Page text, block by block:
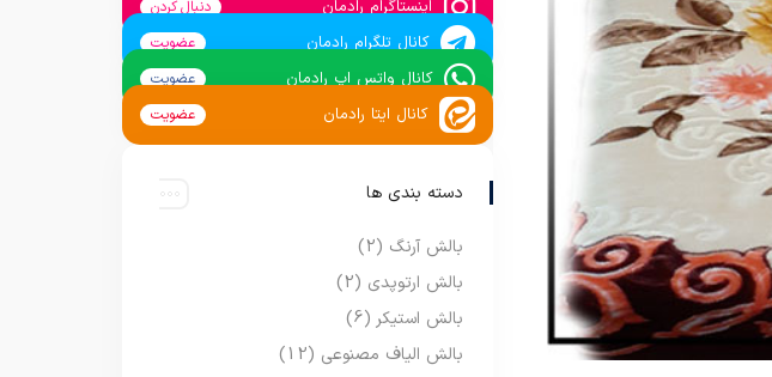
اینستاگرام رادمان دنبال کردن
کانال تلگرام رادمان عضویت
کانال واتس اپ رادمان عضویت
کانال ایتا رادمان عضویت
دسته بندی ها
بالش آرنگ (2)
بالش ارتوپدی (2)
بالش استیکر (6)
بالش الیاف مصنوعی (12)